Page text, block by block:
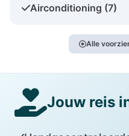
Airconditioning (7)
Alle
Jouw reis